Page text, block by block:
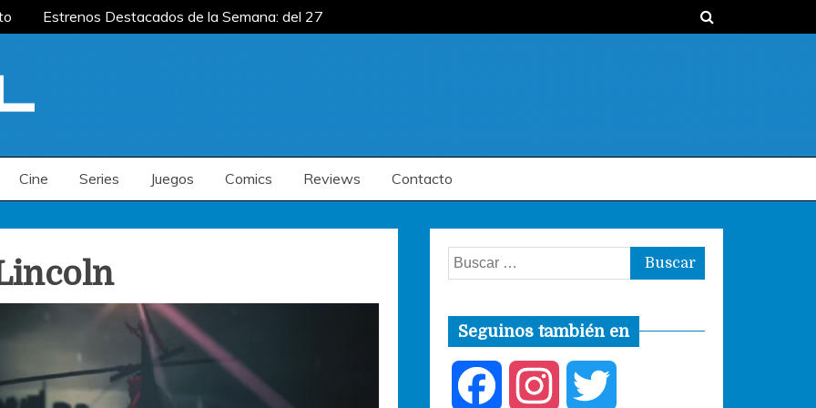
Estrenos Destacados de la Semana: del 27
Cine Series Juegos Comics Reviews Contacto
Buscar:
Seguinos también en